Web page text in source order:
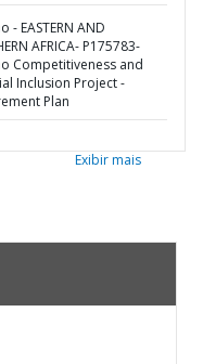
- EASTERN AND
AFRICA- P175783-
Competitiveness and
Inclusion Project -
Plan
Exibir mais